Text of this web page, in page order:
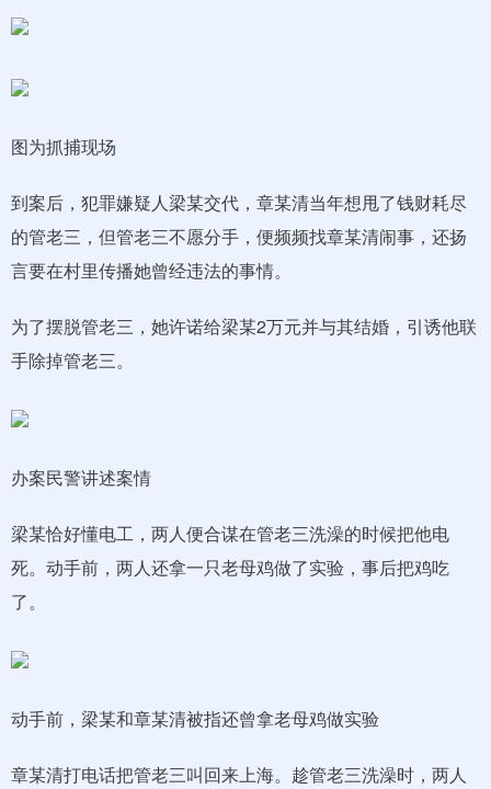
图为抓捕现场
到案后，犯罪嫌疑人梁某交代，章某清当年想甩了钱财耗尽
的管老三，但管老三不愿分手，便频频找章某清闹事，还扬
言要在村里传播她曾经违法的事情。
为了摆脱管老三，她许诺给梁某2万元并与其结婚，引诱他联
手除掉管老三。
办案民警讲述案情
梁某恰好懂电工，两人便合谋在管老三洗澡的时候把他电
死。动手前，两人还拿一只老母鸡做了实验，事后把鸡吃
了。
动手前，梁某和章某清被指还曾拿老母鸡做实验
章某清打电话把管老三叫回来上海。趁管老三洗澡时，两人